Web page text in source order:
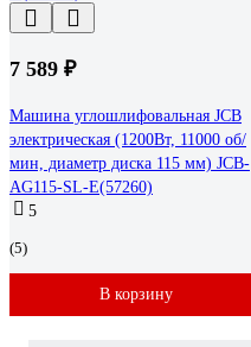
7 589 ₽
Машина углошлифовальная JCB
электрическая (1200Вт, 11000 об/
мин, диаметр диска 115 мм) JCB-
AG115-SL-E(57260)
5
(5)
В корзину